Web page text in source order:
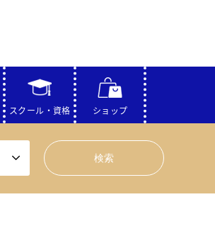
スクール・資格 ショップ